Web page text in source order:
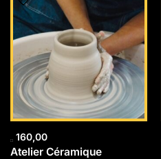
160,00
Atelier Céramique